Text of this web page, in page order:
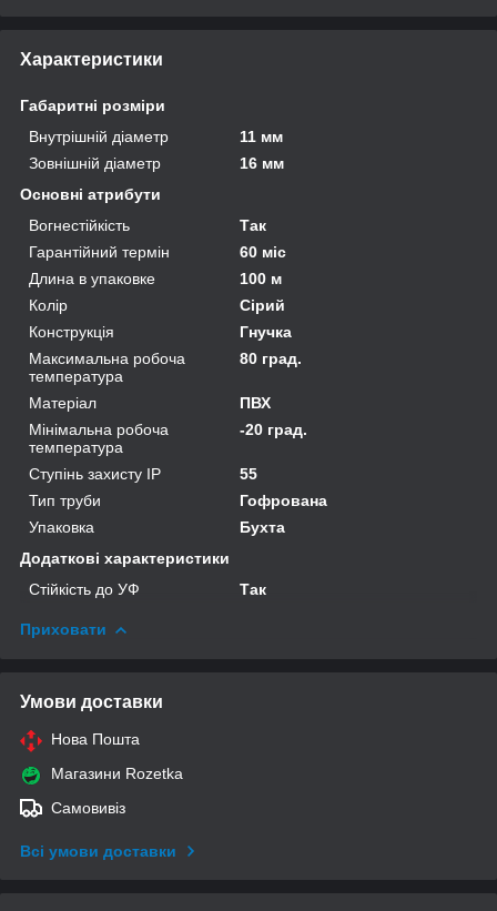
Характеристики
Габаритні розміри
Внутрішній діаметр
11 мм
Зовнішній діаметр
16 мм
Основні атрибути
Вогнестійкість
Так
Гарантійний термін
60 міс
Длина в упаковке
100 м
Колір
Сірий
Конструкція
Гнучка
Максимальна робоча
температура
80 град.
Матеріал
ПВХ
Мінімальна робоча
температура
-20 град.
Ступінь захисту IP
55
Тип труби
Гофрована
Упаковка
Бухта
Додаткові характеристики
Стійкість до УФ
Так
Приховати
Умови доставки
Нова Пошта
Магазини Rozetka
Самовивіз
Всі умови доставки